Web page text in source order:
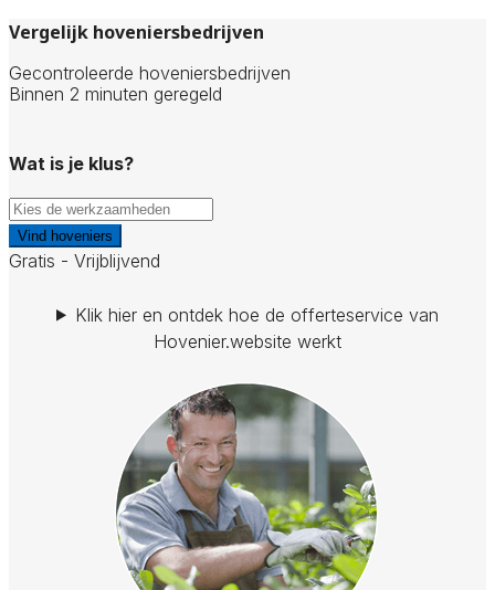
Vergelijk hoveniersbedrijven
Gecontroleerde hoveniersbedrijven
Binnen 2 minuten geregeld
Wat is je klus?
Vind hoveniers
Gratis - Vrijblijvend
Klik hier en ontdek hoe de offerteservice van
Hovenier.website werkt